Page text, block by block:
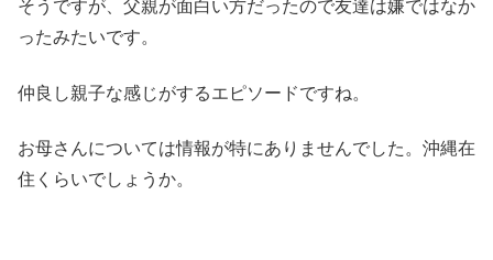
そうですが、父親が面白い方だったので友達は嫌ではなか
ったみたいです。
仲良し親子な感じがするエピソードですね。
お母さんについては情報が特にありませんでした。沖縄在
住くらいでしょうか。